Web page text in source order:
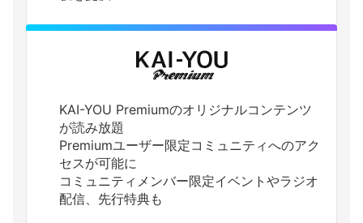
KAI-YOU Premiumのオリジナルコンテンツ
が読み放題
Premiumユーザー限定コミュニティへのアク
セスが可能に
コミュニティメンバー限定イベントやラジオ
配信、先行特典も